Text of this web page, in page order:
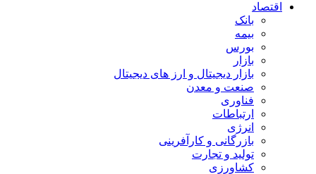
اقتصاد
بانک
بیمه
بورس
بازار
بازار دیجیتال و ارز های دیجیتال
صنعت و معدن
فناوری
ارتباطات
انرژی
بازرگانی و کارآفرینی
تولید و تجارت
کشاورزی